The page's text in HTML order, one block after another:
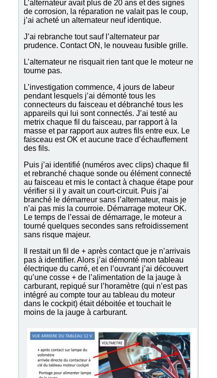
L’alternateur avait plus de 20 ans et des signes
de corrosion, la réparation ne valait pas le coup,
j’ai acheté un alternateur neuf identique.
J’ai rebranche tout sauf l’alternateur par
prudence. Contact ON, le nouveau fusible grille.
L’alternateur ne risquait rien tant que le moteur ne
tourne pas.
L’investigation commence, 4 jours de labeur
pendant lesquels j’ai démonté tous les
connecteurs du faisceau et débranché tous les
appareils qui lui sont connectés. J’ai testé au
metrix chaque fil du faisceau, par rapport à la
masse et par rapport aux autres fils entre eux. Le
faisceau est OK et aucune trace d’échauffement
des fils.
Puis j’ai identifié (numéros avec clips) chaque fil
et rebranché chaque sonde ou élément connecté
au faisceau et mis le contact à chaque étape pour
vérifier si il y avait un court-circuit. Puis j’ai
branché le démarreur sans l’alternateur, mais je
n’ai pas mis la courroie. Démarrage moteur OK.
Le temps de l’essai de démarrage, le moteur a
tourné quelques secondes sans refroidissement
sans risque majeur.
Il restait un fil de + après contact que je n’arrivais
pas à identifier. Alors j’ai démonté mon tableau
électrique du carré, et en l’ouvrant j’ai découvert
qu’une cosse + de l’alimentation de la jauge à
carburant, repiqué sur l’horamètre (qui n’est pas
intégré au compte tour au tableau du moteur
dans le cockpit) était déboitée et touchait le
moins de la jauge à carburant.